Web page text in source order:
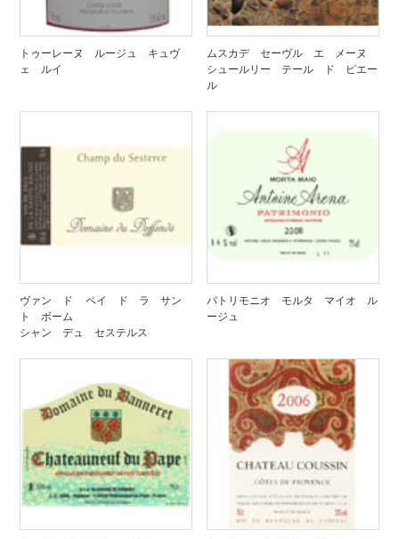
トゥーレーヌ ルージュ キュヴ
ェ ルイ
ムスカデ セーヴル エ メーヌ
シュールリー テール ド ピエー
ル
ヴァン ド ペイ ド ラ サン
ト ボーム
シャン デュ セステルス
パトリモニオ モルタ マイオ ル
ージュ